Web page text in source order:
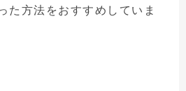
た方法をおすすめしていま